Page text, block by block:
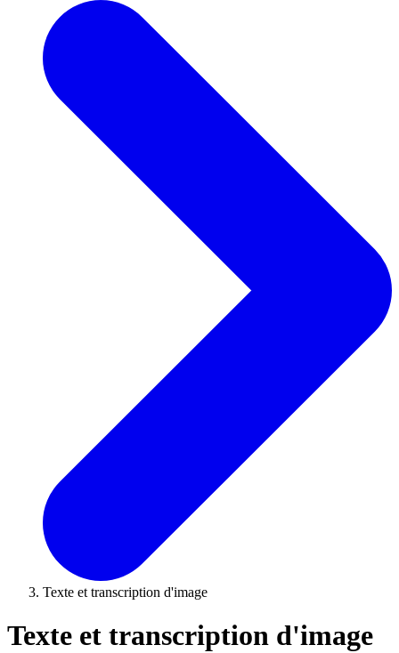
Texte et transcription d'image
Texte et transcription d'image